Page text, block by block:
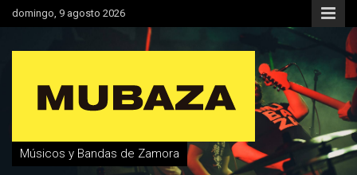
Saltar
al
domingo, 9 agosto 2026
Músicos y Bandas de Zamora